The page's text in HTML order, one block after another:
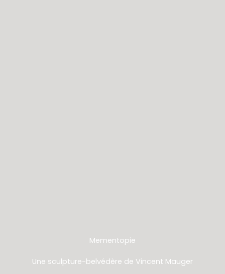
Mementopie
Une sculpture-belvédère de Vincent Mauger